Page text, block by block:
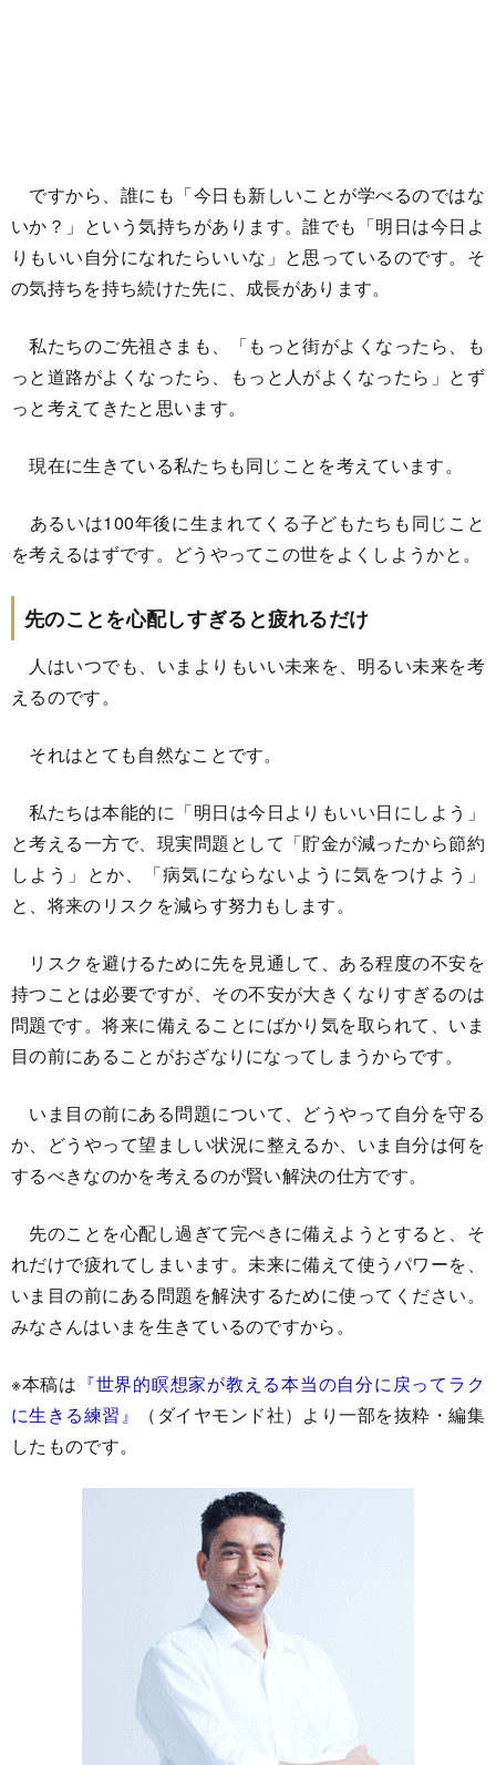
ですから、誰にも「今日も新しいことが学べるのではな
いか？」という気持ちがあります。誰でも「明日は今日よ
りもいい自分になれたらいいな」と思っているのです。そ
の気持ちを持ち続けた先に、成長があります。
私たちのご先祖さまも、「もっと街がよくなったら、も
っと道路がよくなったら、もっと人がよくなったら」とず
っと考えてきたと思います。
現在に生きている私たちも同じことを考えています。
あるいは100年後に生まれてくる子どもたちも同じこと
を考えるはずです。どうやってこの世をよくしようかと。
先のことを心配しすぎると疲れるだけ
人はいつでも、いまよりもいい未来を、明るい未来を考
えるのです。
それはとても自然なことです。
私たちは本能的に「明日は今日よりもいい日にしよう」
と考える一方で、現実問題として「貯金が減ったから節約
しよう」とか、「病気にならないように気をつけよう」
と、将来のリスクを減らす努力もします。
リスクを避けるために先を見通して、ある程度の不安を
持つことは必要ですが、その不安が大きくなりすぎるのは
問題です。将来に備えることにばかり気を取られて、いま
目の前にあることがおざなりになってしまうからです。
いま目の前にある問題について、どうやって自分を守る
か、どうやって望ましい状況に整えるか、いま自分は何を
するべきなのかを考えるのが賢い解決の仕方です。
先のことを心配し過ぎて完ぺきに備えようとすると、そ
れだけで疲れてしまいます。未来に備えて使うパワーを、
いま目の前にある問題を解決するために使ってください。
みなさんはいまを生きているのですから。
※本稿は 『世界的瞑想家が教える本当の自分に戻ってラク
に生きる練習』
（ダイヤモンド社）より一部を抜粋・編集
したものです。